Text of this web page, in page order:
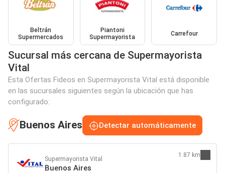
Beltrán
Supermercados
Piantoni
Supermayorista
Carrefour
Sucursal más cercana de Supermayorista
Vital
Esta Ofertas Fideos en Supermayorista Vital está disponible
en las sucursales siguientes según la ubicación que has
configurado:
Buenos Aires Detectar automáticamente
Supermayorista Vital
Buenos Aires
1.87 km